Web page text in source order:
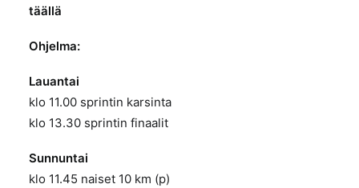
täällä
Ohjelma:
Lauantai
klo 11.00 sprintin karsinta
klo 13.30 sprintin finaalit
Sunnuntai
klo 11.45 naiset 10 km (p)